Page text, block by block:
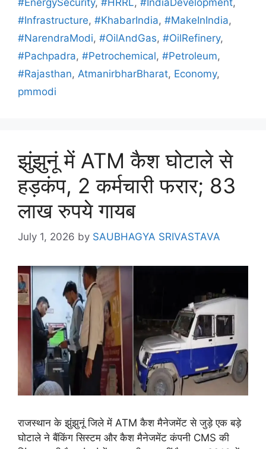
#Infrastructure, #KhabarIndia, #MakeInIndia,
#NarendraModi, #OilAndGas, #OilRefinery,
#Pachpadra, #Petrochemical, #Petroleum,
#Rajasthan, AtmanirbharBharat, Economy,
pmmodi
झुंझुनूं में ATM कैश घोटाले से
हड़कंप, 2 कर्मचारी फरार; 83
लाख रुपये गायब
July 1, 2026 by SAUBHAGYA SRIVASTAVA
राजस्थान के झुंझुनूं जिले में ATM कैश मैनेजमेंट से जुड़े एक बड़े
घोटाले ने बैंकिंग सिस्टम और कैश मैनेजमेंट कंपनी CMS की